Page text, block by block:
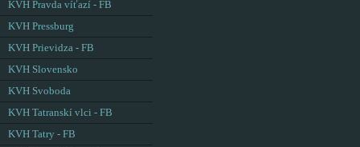
KVH Pravda víťazí - FB
KVH Pressburg
KVH Prievidza - FB
KVH Slovensko
KVH Svoboda
KVH Tatranskí vlci - FB
KVH Tatry - FB